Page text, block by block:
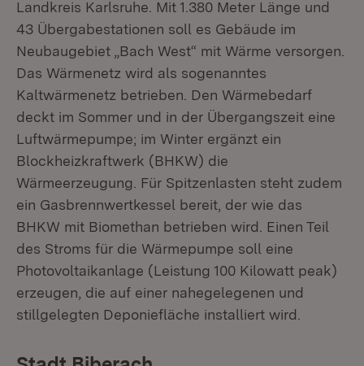
Landkreis Karlsruhe. Mit 1.380 Meter Länge und
43 Übergabestationen soll es Gebäude im
Neubaugebiet „Bach West“ mit Wärme versorgen.
Das Wärmenetz wird als sogenanntes
Kaltwärmenetz betrieben. Den Wärmebedarf
deckt im Sommer und in der Übergangszeit eine
Luftwärmepumpe; im Winter ergänzt ein
Blockheizkraftwerk (BHKW) die
Wärmeerzeugung. Für Spitzenlasten steht zudem
ein Gasbrennwertkessel bereit, der wie das
BHKW mit Biomethan betrieben wird. Einen Teil
des Stroms für die Wärmepumpe soll eine
Photovoltaikanlage (Leistung 100 Kilowatt peak)
erzeugen, die auf einer nahegelegenen und
stillgelegten Deponiefläche installiert wird.